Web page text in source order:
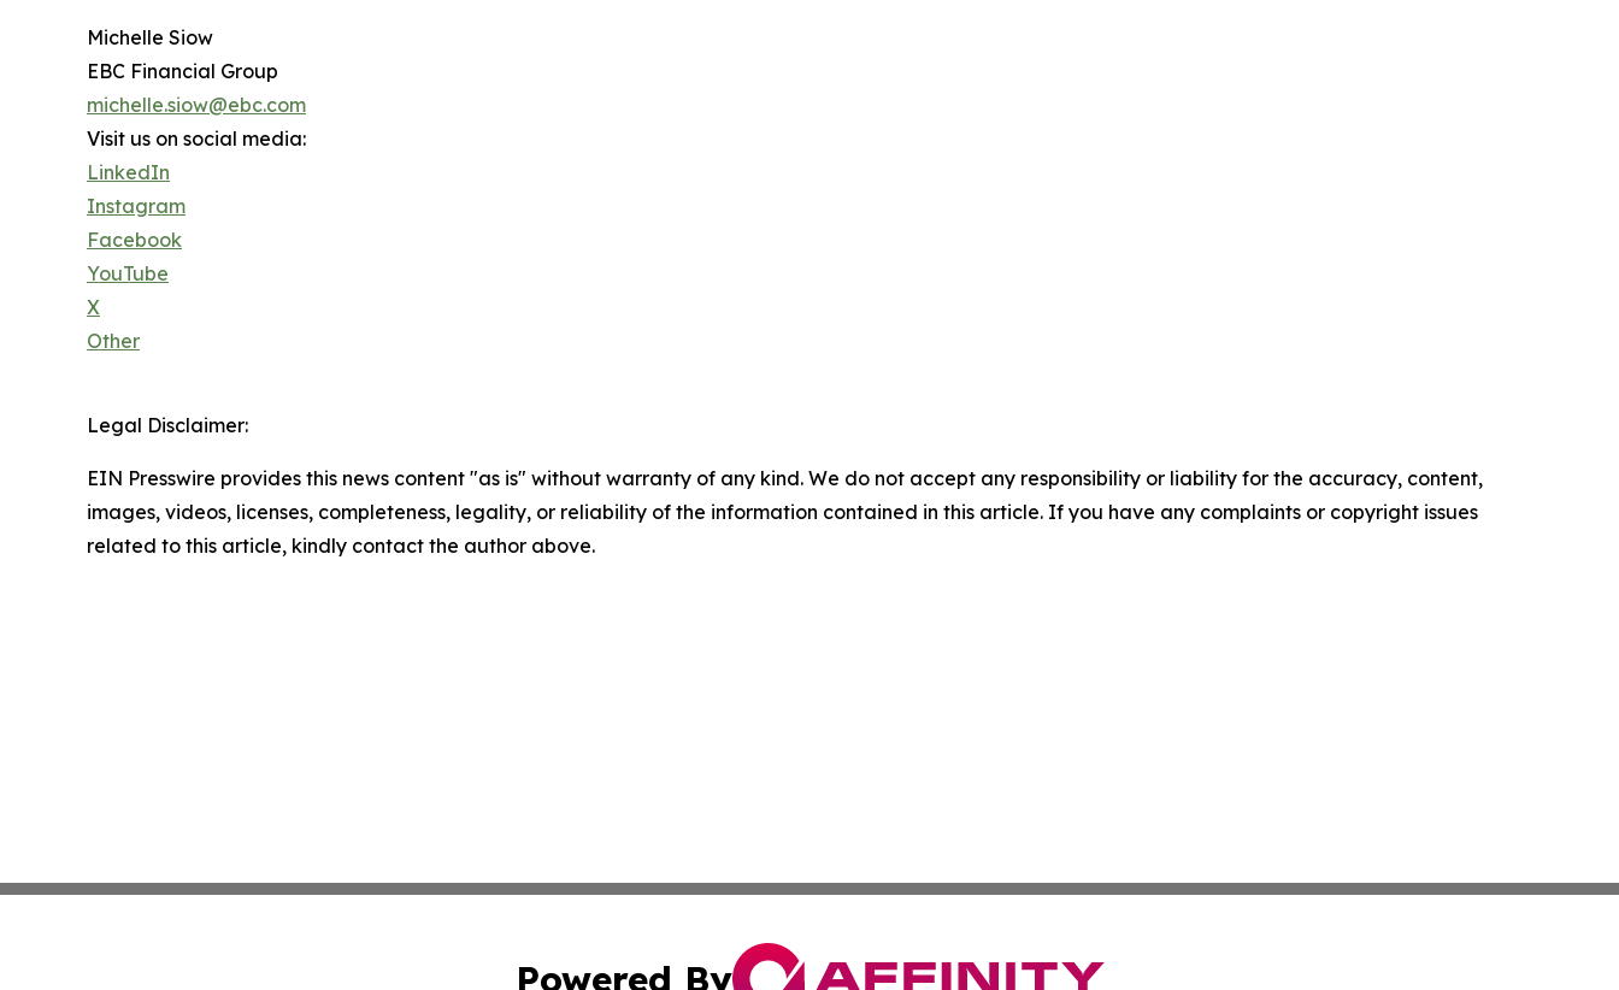
Michelle Siow
EBC Financial Group
michelle.siow@ebc.com
Visit us on social media:
LinkedIn
Instagram
Facebook
YouTube
X
Other
Legal Disclaimer:
EIN Presswire provides this news content "as is" without warranty of any kind. We do not accept any responsibility or liability for the accuracy, content,
images, videos, licenses, completeness, legality, or reliability of the information contained in this article. If you have any complaints or copyright issues
related to this article, kindly contact the author above.
Powered By